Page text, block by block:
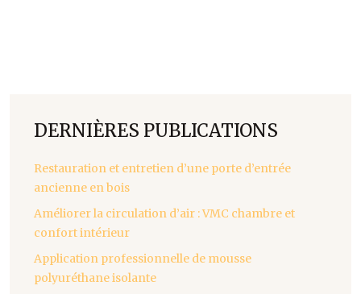
DERNIÈRES PUBLICATIONS
Restauration et entretien d’une porte d’entrée
ancienne en bois
Améliorer la circulation d’air : VMC chambre et
confort intérieur
Application professionnelle de mousse
polyuréthane isolante